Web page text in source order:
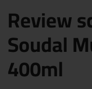
Review
Soudal
400ml